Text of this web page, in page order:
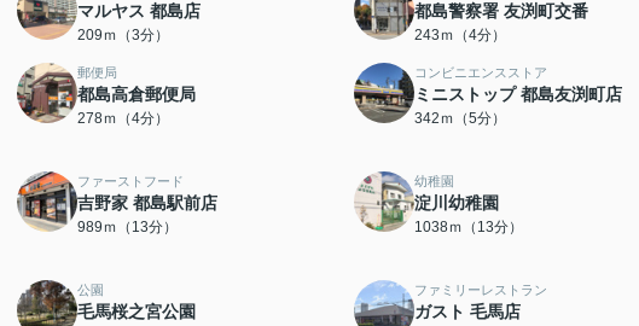
マルヤス 都島店
209ｍ（3分）
都島警察署 友渕町交番
243ｍ（4分）
郵便局
都島高倉郵便局
278ｍ（4分）
コンビニエンスストア
ミニストップ 都島友渕町店
342ｍ（5分）
ファーストフード
吉野家 都島駅前店
989ｍ（13分）
幼稚園
淀川幼稚園
1038ｍ（13分）
公園
毛馬桜之宮公園
ファミリーレストラン
ガスト 毛馬店